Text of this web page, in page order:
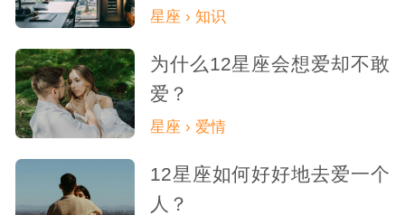
星座 › 知识
为什么12星座会想爱却不敢
爱？
星座 › 爱情
12星座如何好好地去爱一个
人？